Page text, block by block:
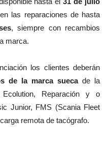
en las reparaciones de hasta
, siempre con recambios
marca.
los clientes deberán
de la marca suecade la
Reparación y o
Junior, FMS (Scania Fleet
remota de tacógrafo.